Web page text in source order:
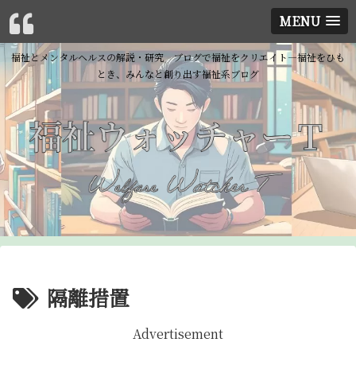
MENU
福祉とメンタルヘルスの解説・研究 ブログで福祉をクリエイト―福祉をひも
とき、みんなと創り出す福祉系ブログ
隔離措置
Advertisement